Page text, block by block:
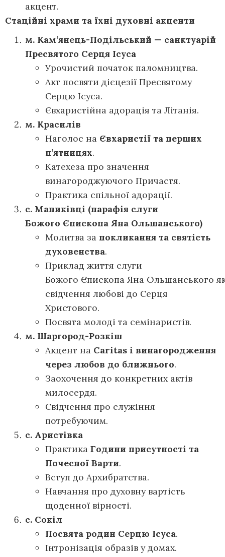
акцент.
Стаційні храми та їхні духовні акценти
м. Кам’янець-Подільський — санктуарій
Пресвятого Серця Ісуса
Урочистий початок паломництва.
Акт посвяти дієцезії Пресвятому
Серцю Ісуса.
Євхаристійна адорація та Літанія.
м. Красилів
Наголос на Євхаристії та перших
п’ятницях.
Катехеза про значення
винагороджуючого Причастя.
Практика спільної адорації.
с. Маниківці (парафія слуги
Божого Єпископа Яна Ольшанського)
Молитва за покликання та святість
духовенства.
Приклад життя слуги
Божого Єпископа Яна Ольшанського
свідчення любові до Серця
Христового.
Посвята молоді та семінаристів.
м. Шаргород-Розкіш
Акцент на Caritas і винагородження
через любов до ближнього.
Заохочення до конкретних актів
милосердя.
Свідчення про служіння
потребуючим.
с. Аристівка
Практика Години присутності та
Почесної Варти.
Вступ до Архибратства.
Навчання про духовну вартість
щоденної вірності.
с. Сокіл
Посвята родин Серцю Ісуса.
Інтронізація образів у домах.